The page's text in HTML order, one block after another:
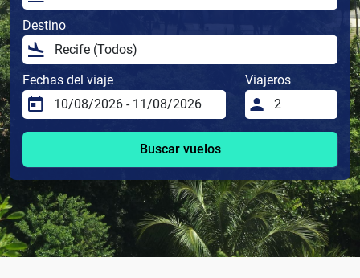
Destino
Fechas del viaje Viajeros
Buscar vuelos